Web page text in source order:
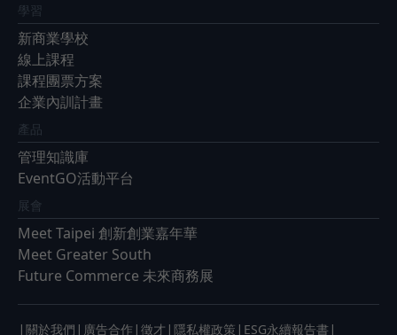
學習
新商業學校
線上課程
課程團票方案
企業內訓計畫
產品
管理知識庫
EventGO活動平台
展會
Meet Taipei 創新創業嘉年華
Meet Greater South
Future Commerce 未來商務展
| 關於我們 | 廣告合作 | 徵才 | 隱私權政策 | ESG永續報告書 |